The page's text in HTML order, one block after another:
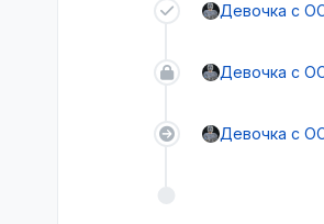
Девочка с
Девочка с
Девочка с